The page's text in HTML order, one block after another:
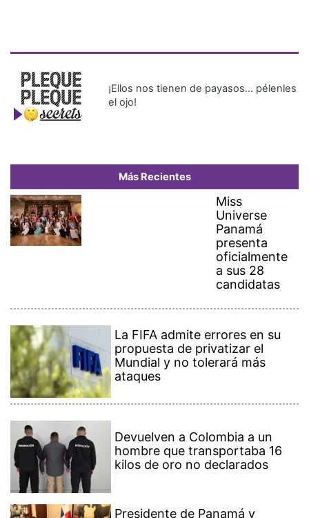
¡Ellos nos tienen de payasos… pélenles
el ojo!
Más Recientes
Miss
Universe
Panamá
presenta
oficialmente
a sus 28
candidatas
La FIFA admite errores en su
propuesta de privatizar el
Mundial y no tolerará más
ataques
Devuelven a Colombia a un
hombre que transportaba 16
kilos de oro no declarados
Presidente de Panamá y